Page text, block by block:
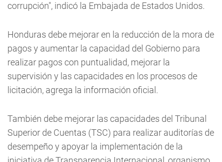
corrupción", indicó la Embajada de Estados Unidos.
Honduras debe mejorar en la reducción de la mora de
pagos y aumentar la capacidad del Gobierno para
realizar pagos con puntualidad, mejorar la
supervisión y las capacidades en los procesos de
licitación, agrega la información oficial.
También debe mejorar las capacidades del Tribunal
Superior de Cuentas (TSC) para realizar auditorías de
desempeño y apoyar la implementación de la